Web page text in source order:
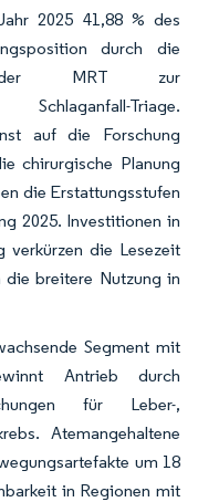
2025 41,88 % des
durch die
der MRT zur
Schlaganfall-Triage.
auf die Forschung
chirurgische Planung
die Erstattungsstufen
2025. Investitionen in
verkürzen die Lesezeit
breitere Nutzung in
Segment mit
Antrieb durch
für Leber-,
Atemangehaltene
um 18
in Regionen mit